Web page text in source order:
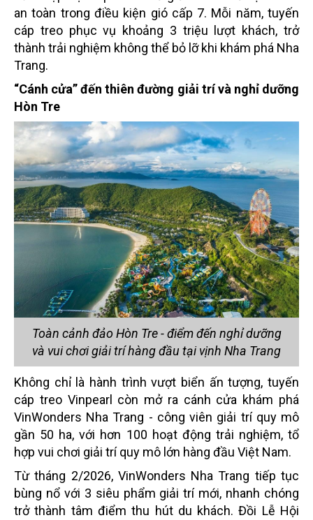
an toàn trong điều kiện gió cấp 7. Mỗi năm, tuyến
cáp treo phục vụ khoảng 3 triệu lượt khách, trở
thành trải nghiệm không thể bỏ lỡ khi khám phá Nha
Trang.
“Cánh cửa” đến thiên đường giải trí và nghỉ dưỡng
Hòn Tre
Toàn cảnh đảo Hòn Tre - điểm đến nghỉ dưỡng
và vui chơi giải trí hàng đầu tại vịnh Nha Trang
Không chỉ là hành trình vượt biển ấn tượng, tuyến
cáp treo Vinpearl còn mở ra cánh cửa khám phá
VinWonders Nha Trang - công viên giải trí quy mô
gần 50 ha, với hơn 100 hoạt động trải nghiệm, tổ
hợp vui chơi giải trí quy mô lớn hàng đầu Việt Nam.
Từ tháng 2/2026, VinWonders Nha Trang tiếp tục
bùng nổ với 3 siêu phẩm giải trí mới, nhanh chóng
trở thành tâm điểm thu hút du khách. Đồi Lễ Hội